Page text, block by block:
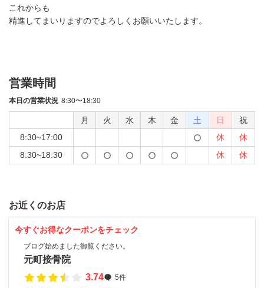
これからも
精進してまいりますのでよろしくお願いいたします。
営業時間
本日の営業状況 8:30〜18:30
月 火 水 木 金 土 日
祝
8:30~17:00
休
休
8:30~18:30
休 休
お近くのお店
今すぐお得なクーポンをチェック
ブログ始めました御覧ください。
元町接骨院
3.74
5件